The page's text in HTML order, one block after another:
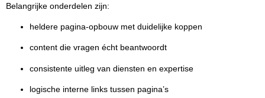
Belangrijke onderdelen zijn:
heldere pagina-opbouw met duidelijke koppen
content die vragen écht beantwoordt
consistente uitleg van diensten en expertise
logische interne links tussen pagina’s